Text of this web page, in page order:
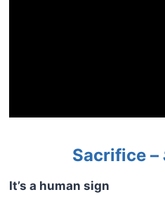
Sacrifice –
It’s a human sign